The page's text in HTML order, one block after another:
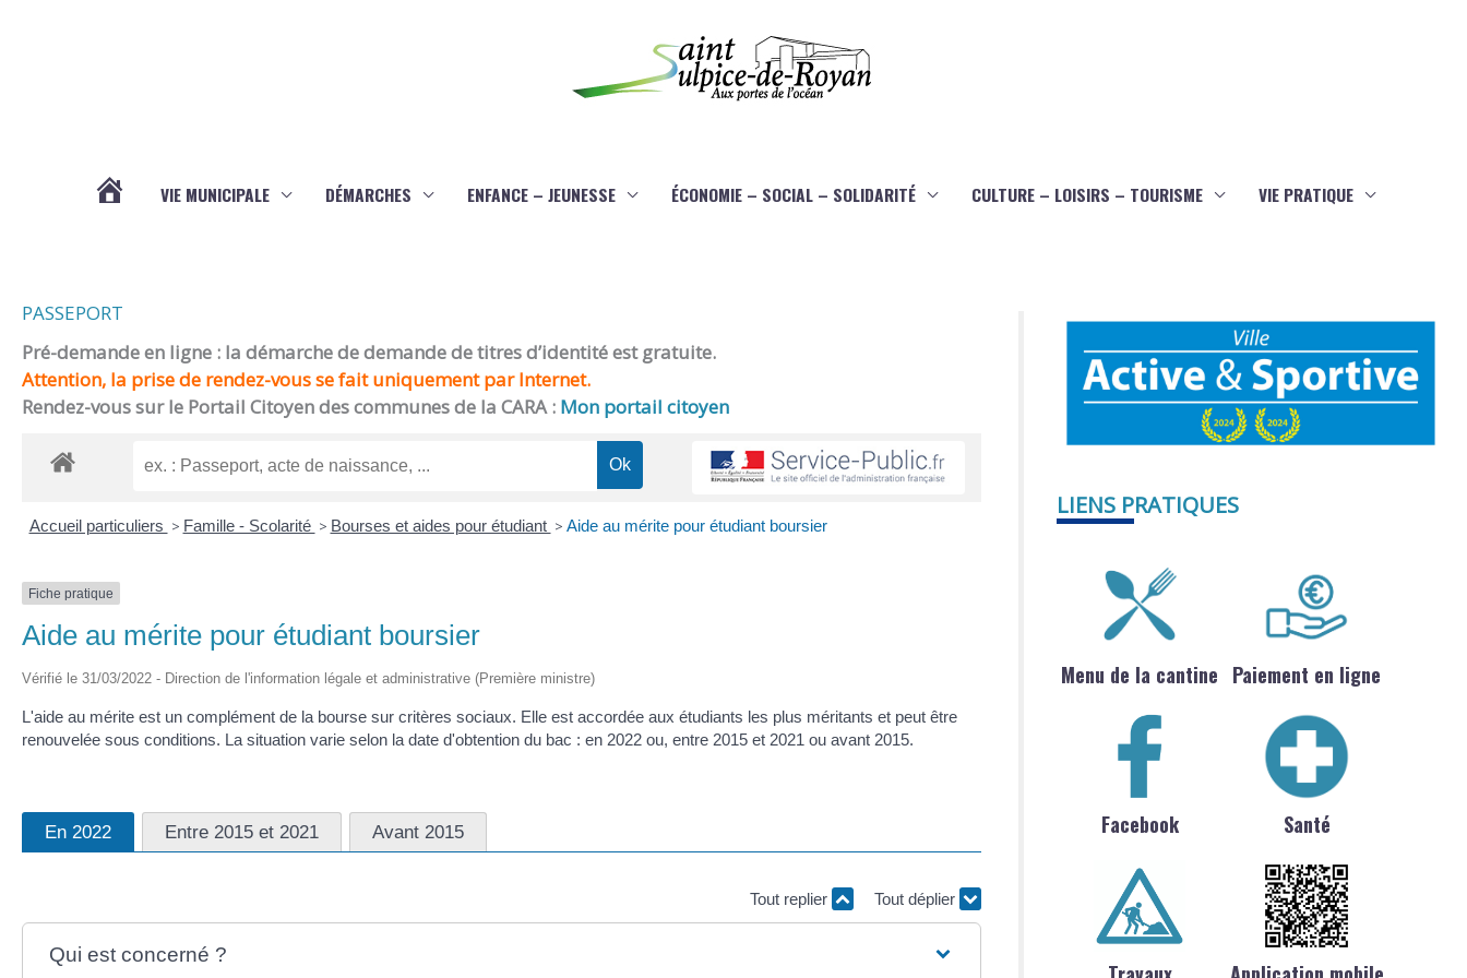
VIE MUNICIPALE DÉMARCHES ENFANCE – JEUNESSE ÉCONOMIE – SOCIAL – SOLIDARITÉ CULTURE – LOISIRS – TOURISME VIE PRATIQUE
PASSEPORT
Pré-demande en ligne : la démarche de demande de titres d’identité est gratuite.
Attention, la prise de rendez-vous se fait uniquement par Internet.
Rendez-vous sur le Portail Citoyen des communes de la CARA : Mon portail citoyen
Accueil particuliers > Famille - Scolarité > Bourses et aides pour étudiant > Aide au mérite pour étudiant boursier
Fiche pratique
Aide au mérite pour étudiant boursier
Vérifié le 31/03/2022 - Direction de l'information légale et administrative (Première ministre)
L'aide au mérite est un complément de la bourse sur critères sociaux. Elle est accordée aux étudiants les plus méritants et peut être
renouvelée sous conditions. La situation varie selon la date d'obtention du bac : en 2022 ou, entre 2015 et 2021 ou avant 2015.
En 2022 Entre 2015 et 2021 Avant 2015
Tout replier Tout déplier
Qui est concerné ?
LIENS PRATIQUES
Menu de la cantine Paiement en ligne
Facebook Santé